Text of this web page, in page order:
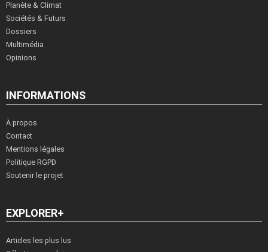
Planète & Climat
Sociétés & Futurs
Dossiers
Multimédia
Opinions
INFORMATIONS
À propos
Contact
Mentions légales
Politique RGPD
Soutenir le projet
EXPLORER+
Articles les plus lus